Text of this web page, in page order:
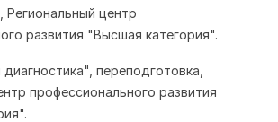
Региональный центр
развития "Высшая категория".
переподготовка,
профессионального развития